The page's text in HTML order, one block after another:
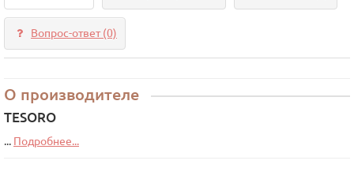
Вопрос-ответ(0)
О производителе
TESORO
... Подробнее...